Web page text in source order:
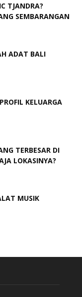
TJANDRA?
SEMBARANGAN
ADAT BALI
KELUARGA
TERBESAR DI
LOKASINYA?
MUSIK